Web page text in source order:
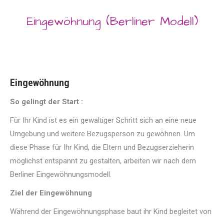
Eingewöhnung (Berliner Modell)
Eingewöhnung
So gelingt der Start :
Für Ihr Kind ist es ein gewaltiger Schritt sich an eine neue
Umgebung und weitere Bezugsperson zu gewöhnen. Um
diese Phase für Ihr Kind, die Eltern und Bezugserzieherin
möglichst entspannt zu gestalten, arbeiten wir nach dem
Berliner Eingewöhnungsmodell.
Ziel der Eingewöhnung
Während der Eingewöhnungsphase baut ihr Kind begleitet von